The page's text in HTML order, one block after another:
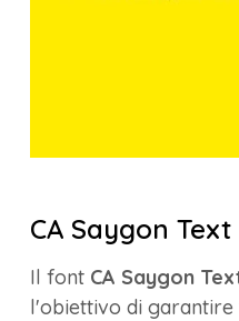
CA Saygon Text
Il font CA Saygon
l'obiettivo di garantire